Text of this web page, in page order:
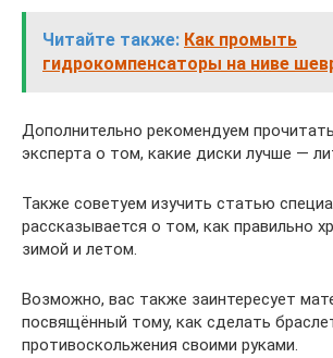
Читайте также: Как промыть
гидрокомпенсаторы на ниве
Дополнительно рекомендуем
эксперта о том, какие диски лучше —
Также советуем изучить статью
рассказывается о том, как правильно
зимой и летом.
Возможно, вас также заинтересует
посвящённый тому, как сделать
противоскольжения своими руками.